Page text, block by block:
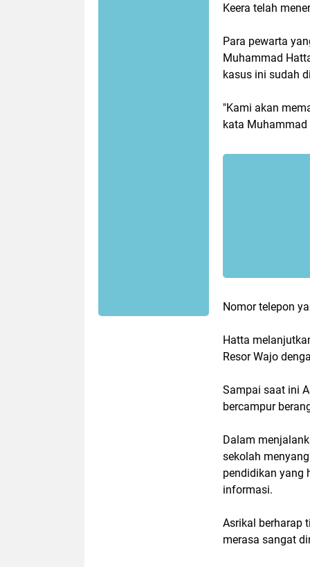
Keera telah
Para pewarta
Muhammad
kasus ini sudah
"Kami akan
kata Muhammad
Nomor telepon
Hatta
Resor Wajo
Sampai saat ini
bercampur
Dalam
sekolah
pendidikan yang
informasi.
Asrikal berharap
merasa sangat